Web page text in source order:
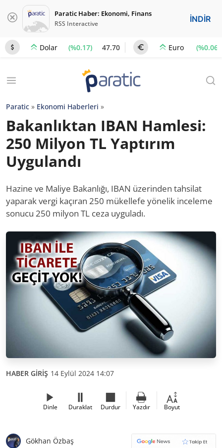
Paratic Haber: Ekonomi, Finans
RSS Interactive İNDİR
Dolar (%0.17) 47.70 Euro (%0.06)
Paratic » Ekonomi Haberleri »
Bakanlıktan IBAN Hamlesi:
250 Milyon TL Yaptırım
Uygulandı
Hazine ve Maliye Bakanlığı, IBAN üzerinden tahsilat
yaparak vergi kaçıran 250 mükellefe yönelik inceleme
sonucu 250 milyon TL ceza uyguladı.
HABER GİRİŞ 14 Eylül 2024 14:07
Dinle Duraklat Durdur Yazdır Boyut
Gökhan Özbaş